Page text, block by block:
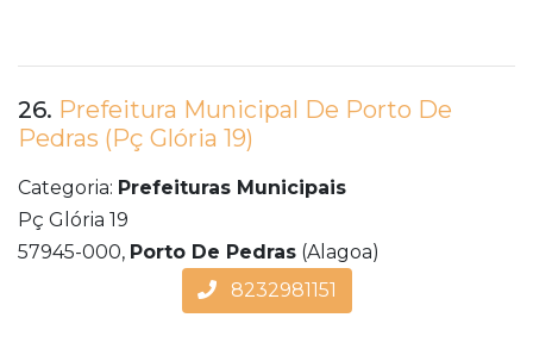
26. Prefeitura Municipal De Porto De
Pedras (Pç Glória 19)
Categoria: Prefeituras Municipais
Pç Glória 19
57945-000, Porto De Pedras (Alagoa)
8232981151